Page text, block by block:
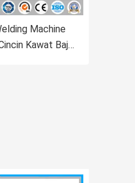
Machine
Kawat Baja